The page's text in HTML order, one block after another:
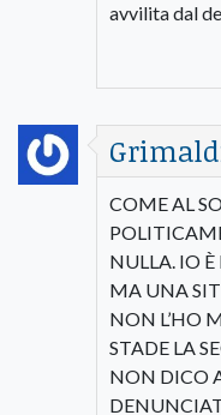
avvilita dal
COME AL
NULLA. IO È
MA UNA
NON L’HO
STADE LA
NON DICO